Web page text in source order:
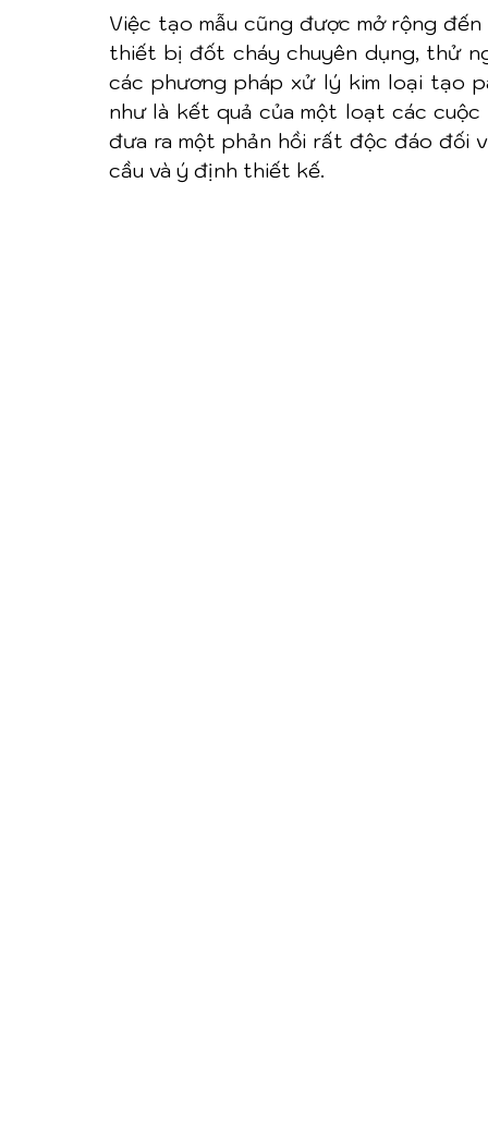
Việc tạo mẫu cũng được mở rộng
thiết bị đốt cháy chuyên dụng, thử
các phương pháp xử lý kim loại tạo
như là kết quả của một loạt các
đưa ra một phản hồi rất độc đáo đối
cầu và ý định thiết kế.